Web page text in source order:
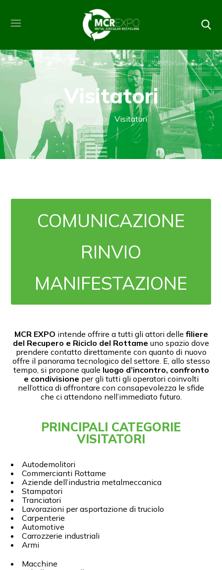
Visitatori
Visitatori
COMUNICAZIONE
RINVIO
MANIFESTAZIONE
MCR EXPO intende offrire a tutti gli attori delle filiere
del Recupero e Riciclo del Rottame uno spazio dove
prendere contatto direttamente con quanto di nuovo
offre il panorama tecnologico del settore. E, allo stesso
tempo, si propone quale luogo d’incontro, confronto
e condivisione per gli tutti gli operatori coinvolti
nell’ottica di affrontare con consapevolezza le sfide
che ci attendono nell’immediato futuro.
PRINCIPALI CATEGORIE
VISITATORI
Autodemolitori
Commercianti Rottame
Aziende dell’industria metalmeccanica
Stampatori
Tranciatori
Lavorazioni per asportazione di truciolo
Carpenterie
Automotive
Carrozzerie industriali
Armi
Macchine